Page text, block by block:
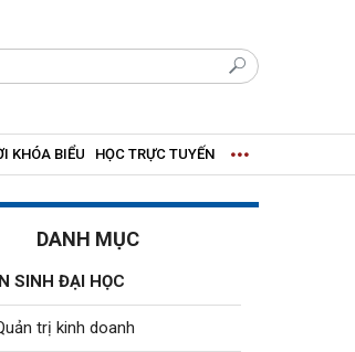
KHÓA BIỂU HỌC TRỰC TUYẾN
DANH MỤC
SINH ĐẠI HỌC
trị kinh doanh